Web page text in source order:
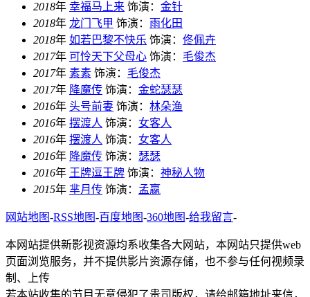
2018年 幸福马上来 饰演： 金针
2018年 龙门飞甲 饰演： 雨化田
2018年 如若巴黎不快乐 饰演： 佟佩卉
2017年 可怜天下父母心 饰演： 毛俊杰
2017年 素素 饰演： 毛俊杰
2017年 降魔传 饰演： 金蛇瑟瑟
2016年 头号前妻 饰演： 林朵渔
2016年 摆渡人 饰演： 女客人
2016年 摆渡人 饰演： 女客人
2016年 降魔传 饰演： 瑟瑟
2016年 王牌逗王牌 饰演： 神秘人物
2015年 芈月传 饰演： 孟嬴
网站地图-RSS地图-百度地图-360地图-给我留言-
本网站提供新影视资源均系收集各大网站，本网站只提供web
页面浏览服务，并不提供影片资源存储，也不参与任何视频录
制、上传